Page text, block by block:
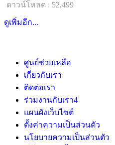
ดาวน์โหลด : 52,499
ดูเพิ่มอีก...
ศูนย์ช่วยเหลือ
เกี่ยวกับเรา
ติดต่อเรา
ร่วมงานกับเรา4
แผนผังเว็บไซต์
ตั้งค่าความเป็นส่วนตัว
นโยบายความเป็นส่วนตัว